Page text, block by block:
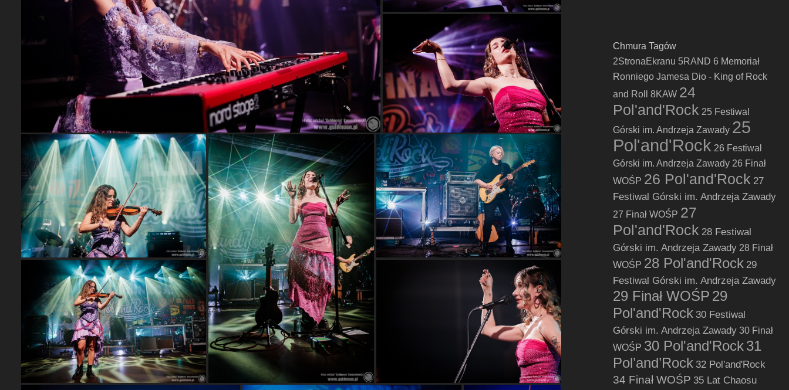
Chmura Tagów
2StronaEkranu 5RAND 6 Memoriał
Ronniego Jamesa Dio - King of Rock
and Roll
8KAW 24
Pol'and'Rock 25 Festiwal
Górski im. Andrzeja Zawady 25
Pol'and'Rock 26 Festiwal
Górski im. Andrzeja Zawady 26 Finał
WOŚP 26 Pol'and'Rock 27
Festiwal Górski im. Andrzeja Zawady
27 Finał WOŚP 27
Pol'and'Rock 28 Festiwal
Górski im. Andrzeja Zawady 28 Finał
WOŚP 28 Pol'and'Rock 29
Festiwal Górski im. Andrzeja Zawady
29 Finał WOŚP 29
Pol'and'Rock 30 Festiwal
Górski im. Andrzeja Zawady 30 Finał
WOŚP 30 Pol'and'Rock31
Pol’and’Rock 32 Pol'and'Rock
34 Finał WOŚP 35 Lat Chaosu